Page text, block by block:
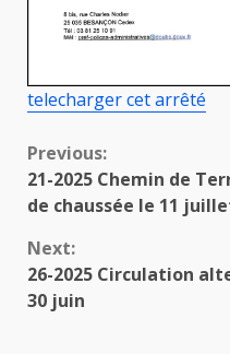
telecharger cet arrêté
Continue
Reading
Previous:
21-2025 Chemin de
de chaussée le 11
Next:
26-2025 Circulation
30 juin